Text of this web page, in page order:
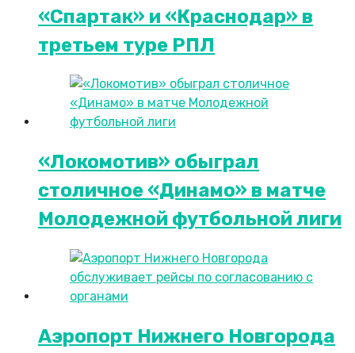
«Спартак» и «Краснодар» в
третьем туре РПЛ
«Локомотив» обыграл
столичное «Динамо» в матче
Молодежной футбольной лиги
Аэропорт Нижнего Новгорода